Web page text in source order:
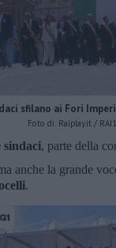
sfilano ai Fori
Foto di: Raiplay.it / RAI1
sindaci, parte della
anche la grande
.